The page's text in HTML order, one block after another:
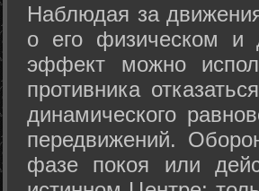
Hаблюдая за
о его физическом и
эффект можно
противника
динамического
передвижений.
фазе покоя или